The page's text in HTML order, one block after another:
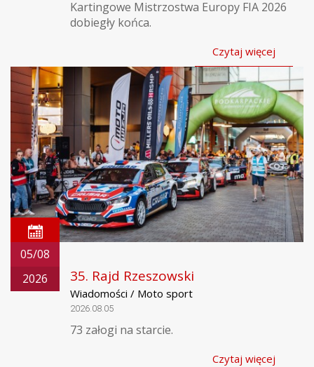
Kartingowe Mistrzostwa Europy FIA 2026
dobiegły końca.
Czytaj więcej
05/08
2026
35. Rajd Rzeszowski
Wiadomości / Moto sport
2026.08.05
73 załogi na starcie.
Czytaj więcej